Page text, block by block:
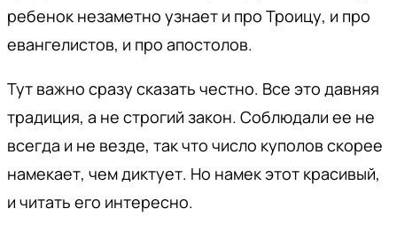
ребенок незаметно узнает и про Троицу, и про
евангелистов, и про апостолов.
Тут важно сразу сказать честно. Все это давняя
традиция, а не строгий закон. Соблюдали ее не
всегда и не везде, так что число куполов скорее
намекает, чем диктует. Но намек этот красивый,
и читать его интересно.